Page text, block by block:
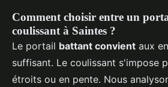
Comment choisir entre un
coulissant à Saintes ?
Le portail battant convient aux
suffisant. Le coulissant s'impose
étroits ou en pente. Nous